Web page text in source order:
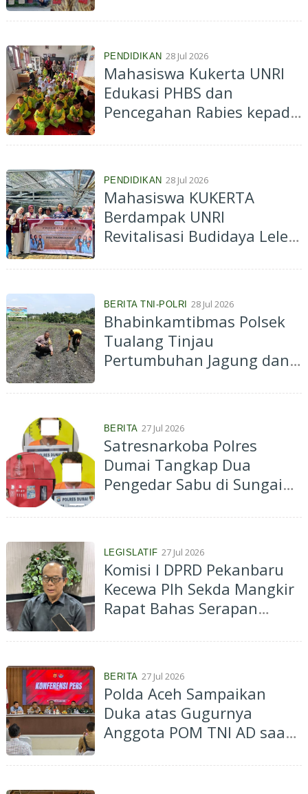
Legalitas Usaha
PENDIDIKAN 28 Jul 2026
Mahasiswa Kukerta UNRI
Edukasi PHBS dan
Pencegahan Rabies kepada
Dumai
PENDIDIKAN 28 Jul 2026
Mahasiswa KUKERTA
Berdampak UNRI
Revitalisasi Budidaya Lele
Tanjung Bungo
BERITA TNI-POLRI 28 Jul 2026
Bhabinkamtibmas Polsek
Tualang Tinjau
Pertumbuhan Jagung dan
Bibit Jagung Kuartal III di
BERITA 27 Jul 2026
Satresnarkoba Polres
Dumai Tangkap Dua
Pengedar Sabu di Sungai
Narkotika
LEGISLATIF 27 Jul 2026
Komisi I DPRD Pekanbaru
Kecewa Plh Sekda Mangkir
Rapat Bahas Serapan
BERITA 27 Jul 2026
Polda Aceh Sampaikan
Duka atas Gugurnya
Anggota POM TNI AD saat
Bandar Narkoba di Bireuen